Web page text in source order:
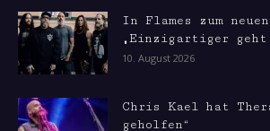
In Flames zum
„Einzigartiger geht
10. August 2026
Chris Kael hat
geholfen“